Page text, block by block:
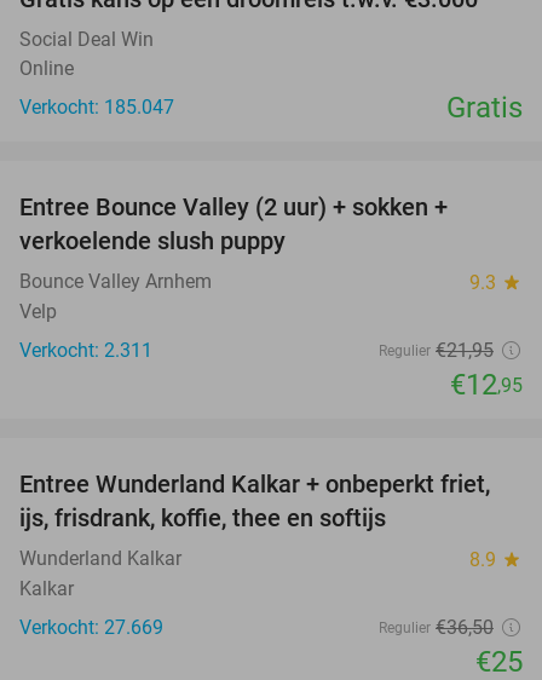
Social Deal Win
Online
Verkocht: 185.047
Gratis
Entree Bounce Valley (2 uur) + sokken +
verkoelende slush puppy
Bounce Valley Arnhem 9.3 star
Velp
Verkocht: 2.311
Regulier €21,95
€12,95
32%
Entree Wunderland Kalkar + onbeperkt friet,
ijs, frisdrank, koffie, thee en softijs
Wunderland Kalkar 8.9 star
Kalkar
Verkocht: 27.669
Regulier €36,50
€25